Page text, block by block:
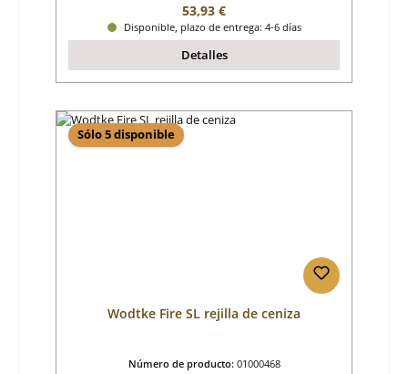
Precio normal:
53,93 €
Disponible, plazo de entrega: 4-6 días
Detalles
Sólo 5 disponible
Wodtke Fire SL rejilla de ceniza
Número de producto: 01000468